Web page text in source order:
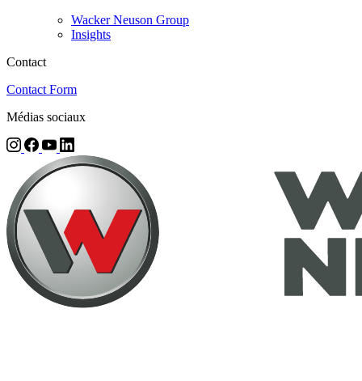
Wacker Neuson Group
Insights
Contact
Contact Form
Médias sociaux